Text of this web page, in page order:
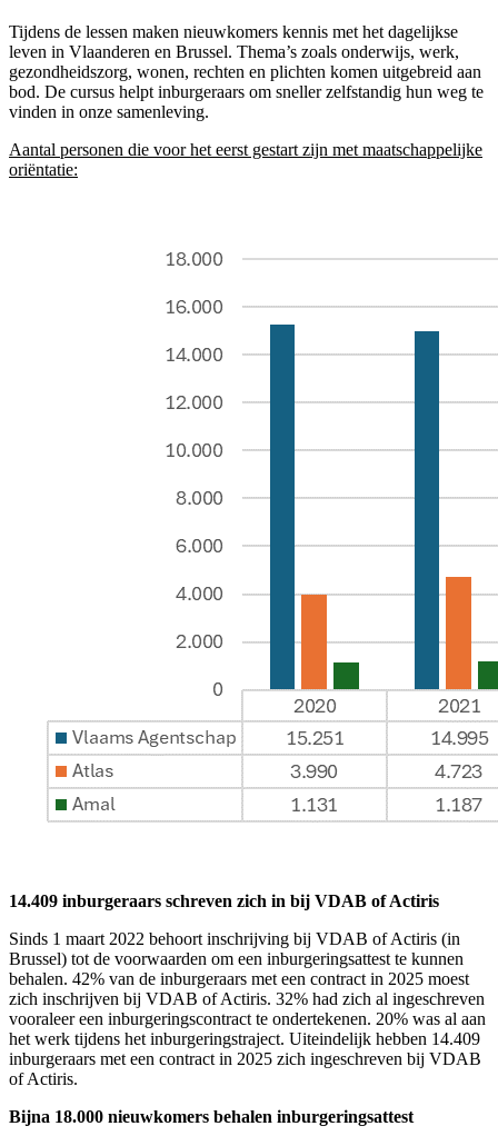
Tijdens de lessen maken nieuwkomers kennis met het dagelijkse
leven in Vlaanderen en Brussel. Thema’s zoals onderwijs, werk,
gezondheidszorg, wonen, rechten en plichten komen uitgebreid aan
bod. De cursus helpt inburgeraars om sneller zelfstandig hun weg te
vinden in onze samenleving.
Aantal personen die voor het eerst gestart zijn met maatschappelijke
oriëntatie:
14.409 inburgeraars schreven zich in bij VDAB of Actiris
Sinds 1 maart 2022 behoort inschrijving bij VDAB of Actiris (in
Brussel) tot de voorwaarden om een inburgeringsattest te kunnen
behalen. 42% van de inburgeraars met een contract in 2025 moest
zich inschrijven bij VDAB of Actiris. 32% had zich al ingeschreven
vooraleer een inburgeringscontract te ondertekenen. 20% was al aan
het werk tijdens het inburgeringstraject. Uiteindelijk hebben 14.409
inburgeraars met een contract in 2025 zich ingeschreven bij VDAB
of Actiris.
Bijna 18.000 nieuwkomers behalen inburgeringsattest